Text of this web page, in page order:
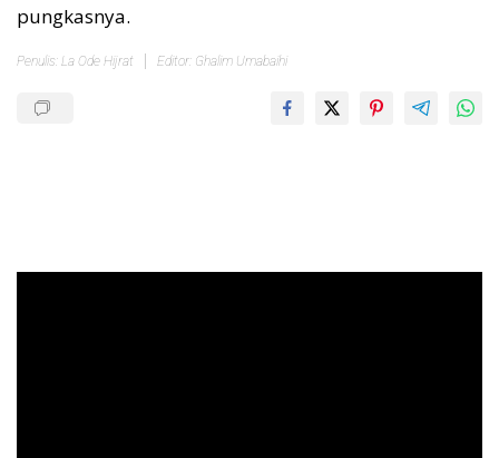
pungkasnya.
Penulis: La Ode Hijrat Editor: Ghalim Umabaihi